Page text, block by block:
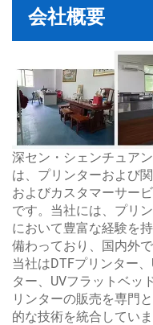
会社概要
深セン・シェンチュア
は、プリンターおよび
およびカスタマーサー
です。当社には、プリ
において豊富な経験を
備わっており、国内外
当社はDTFプリンター
ター、UVフラットベッ
リンターの販売を専門
的な技術を統合してい